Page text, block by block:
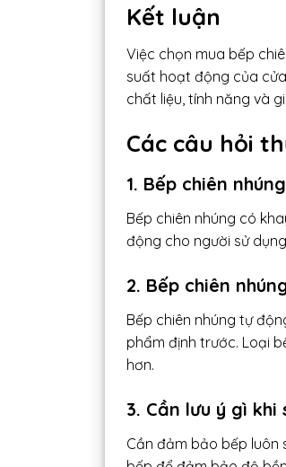
Kết luận
Việc chọn mua bếp
suất hoạt động của
chất liệu, tính năng và
Các câu hỏi
1. Bếp chiên
Bếp chiên nhúng có
động cho người sử
2. Bếp chiên
Bếp chiên nhúng tự
phẩm định trước. Loại
hơn.
3. Cần lưu ý gì
Cần đảm bảo bếp luôn